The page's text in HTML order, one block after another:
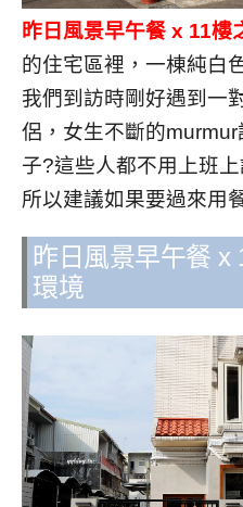
昨日風景早午餐 x 11樓
的住宅區裡，一棟純白
我們到訪時剛好遇到一
侶，女生不斷的
子?這些人都不用上班
所以建議如果要過來用
昨日風景早午餐 x
環境